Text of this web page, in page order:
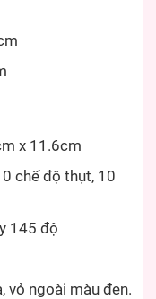
x 11.6cm
chế độ thụt, 10
145 độ
vỏ ngoài màu đen.